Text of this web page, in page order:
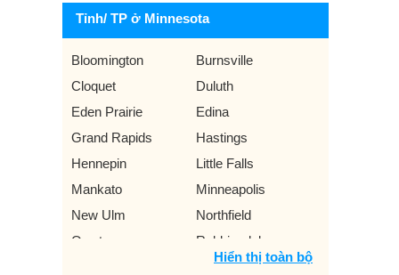
Tỉnh/ TP ở Minnesota
Bloomington
Burnsville
Cloquet
Duluth
Eden Prairie
Edina
Grand Rapids
Hastings
Hennepin
Little Falls
Mankato
Minneapolis
New Ulm
Northfield
Owatonna
Robbinsdale
Saint Paul
Hiển thị toàn bộ